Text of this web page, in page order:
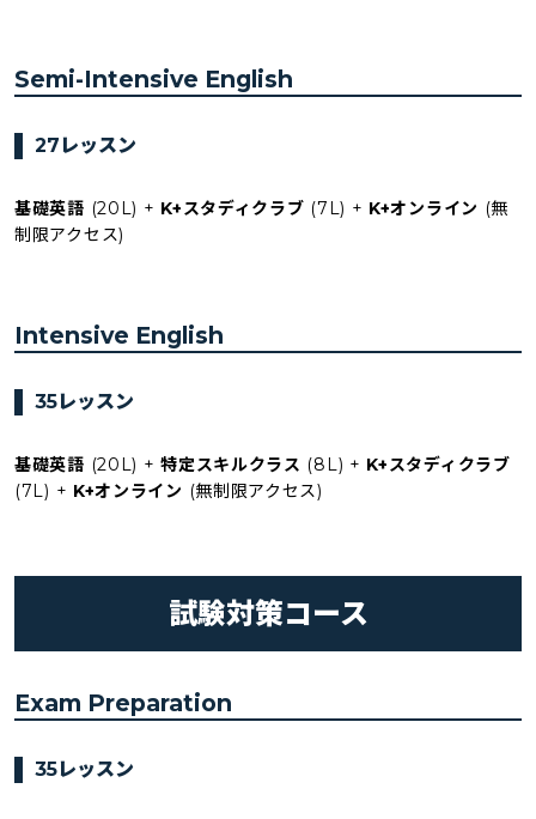
Semi-Intensive English
27レッスン
基礎英語 (20L) + K+スタディクラブ (7L) + K+オンライン (無
制限アクセス)
Intensive English
35レッスン
基礎英語 (20L) +特定スキルクラス (8L) + K+スタディクラブ
(7L) + K+オンライン (無制限アクセス)
試験対策コース
Exam Preparation
35レッスン